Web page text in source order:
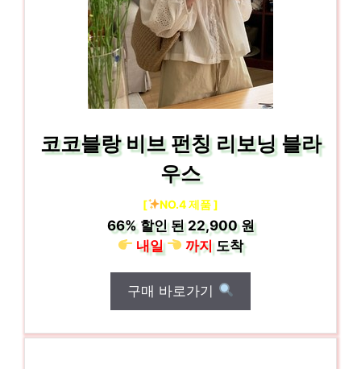
코코블랑 비브 펀칭 리보닝 블라
우스
[ NO.4 제품 ]
66%할인 된22,900 원
내일
까지도착
구매 바로가기